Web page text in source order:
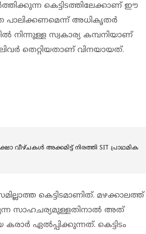
കെട്ടിടത്തിലേക്കാണ് ഈ
പാലിക്കണമെന്ന് അധികൃതര്‍
നിന്നുള്ള സ്വകാര്യ കമ്പനിയാണ്
തെറ്റിയതാണ് വിനയായത്.
വീഴ്ചകൾ അക്കമിട്ട് നിരത്തി SIT പ്രാഥമിക
കെട്ടിടമാണിത്. മഴക്കാലത്ത്
സാഹചര്യമുള്ളതിനാല്‍ അത്
ഏല്‍പ്പിക്കുന്നത്. കെട്ടിടം